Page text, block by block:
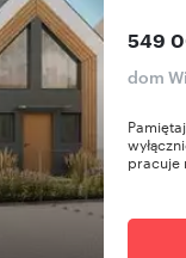
549
dom
pracuje